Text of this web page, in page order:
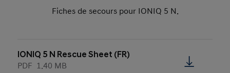
Fiches de secours pour IONIQ 5 N.
IONIQ 5 N Rescue Sheet (FR)
PDF 1.40 MB